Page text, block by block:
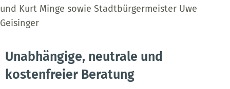
und Kurt Minge sowie Stadtbürgermeister Uwe
Geisinger
Unabhängige, neutrale und
kostenfreier Beratung